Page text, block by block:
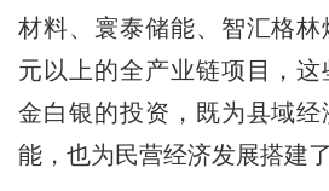
材料、寰泰储能、智汇格
元以上的全产业链项目，
金白银的投资，既为县域
能，也为民营经济发展搭建了